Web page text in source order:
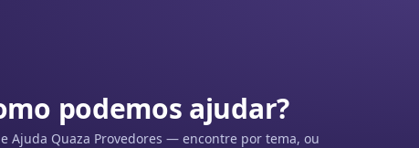
podemos ajudar?
Ajuda Quaza Provedores — encontre por tema, ou